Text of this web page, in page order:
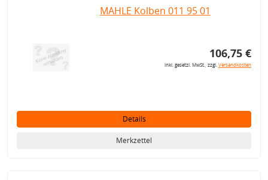
MAHLE Kolben 011 95 01
106,75 €
inkl. gesetzl. MwSt., zzgl.Versandkosten
Details
Merkzettel